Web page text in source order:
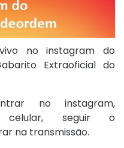
no instagram do
Extraoficial do
no instagram,
seguir o
na transmissão.